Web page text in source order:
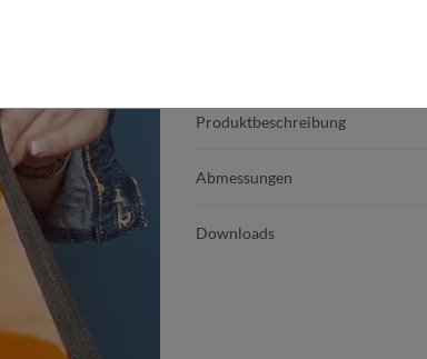
Produktbeschreibung
Abmessungen
Downloads